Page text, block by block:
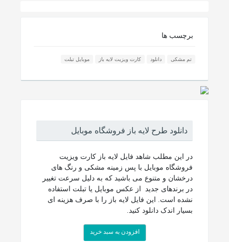
برچسب ها
تم مشکی دانلود کارت ویزیت لایه باز موبایل تبلت
دانلود طرح لایه باز فروشگاه موبایل
در این مطلب شاهد فایل لایه باز کارت ویزیت
فروشگاه موبایل با پس زمینه مشکی و رنگ های
درخشان و متنوع می باشید که به دلیل سرعت تغییر
در برندهای جدید از عکس موبایل یا تبلت استفاده
نشده است. این فایل لایه باز را با صرف هزینه ای
بسیار اندک دانلود کنید.
افزودن به سبد خرید